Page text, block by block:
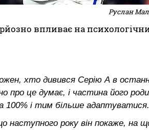
Руслан
впливає на
хто дивився Серію А в
про це думає, і частина його
100% і тим більше адаптуватися.
наступного року він покаже, на